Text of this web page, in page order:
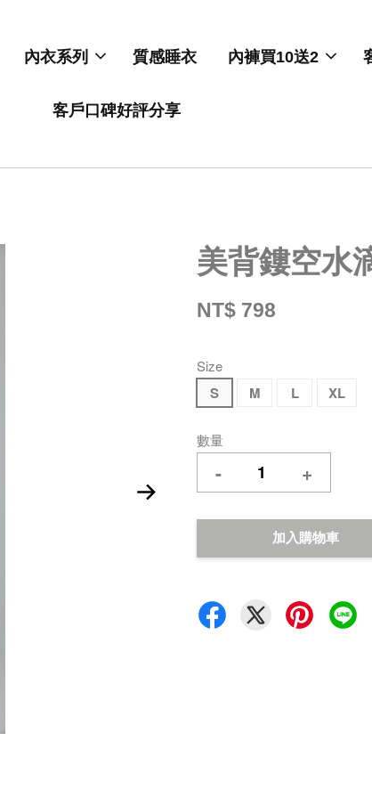
內衣系列 質感睡衣 內褲買10送2
客戶口碑好評分享
美背鏤空水
NT$ 798
Size
S M L XL
數量
- +
加入購物車